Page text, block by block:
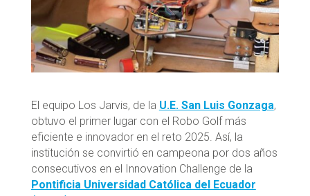
El equipo Los Jarvis, de la U.E. San Luis Gonzaga,
obtuvo el primer lugar con el Robo Golf más
eficiente e innovador en el reto 2025. Así, la
institución se convirtió en campeona por dos años
consecutivos en el Innovation Challenge de la
Pontificia Universidad Católica del Ecuador